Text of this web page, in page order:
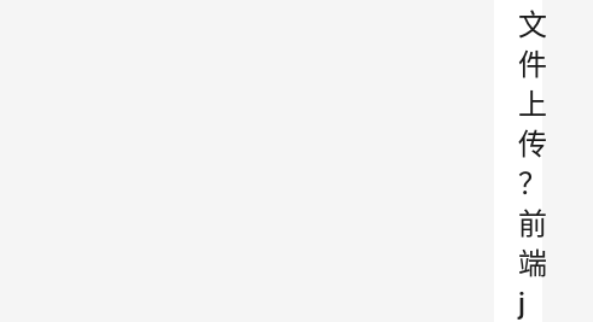
文
件
上
传
？
前
端
j